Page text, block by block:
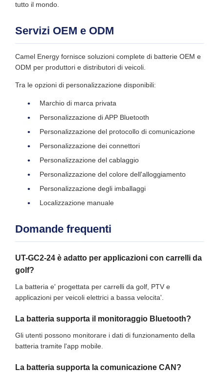
tutto il mondo.
Servizi OEM e ODM
Camel Energy fornisce soluzioni complete di batterie OEM e
ODM per produttori e distributori di veicoli.
Tra le opzioni di personalizzazione disponibili:
Marchio di marca privata
Personalizzazione di APP Bluetooth
Personalizzazione del protocollo di comunicazione
Personalizzazione dei connettori
Personalizzazione del cablaggio
Personalizzazione del colore dell'alloggiamento
Personalizzazione degli imballaggi
Localizzazione manuale
Domande frequenti
UT-GC2-24 è adatto per applicazioni con carrelli da
golf?
La batteria e' progettata per carrelli da golf, PTV e
applicazioni per veicoli elettrici a bassa velocita'.
La batteria supporta il monitoraggio Bluetooth?
Gli utenti possono monitorare i dati di funzionamento della
batteria tramite l'app mobile.
La batteria supporta la comunicazione CAN?